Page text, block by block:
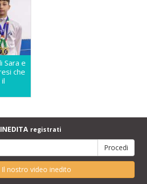
Sara e
che
registrati
Il nostro video inedito